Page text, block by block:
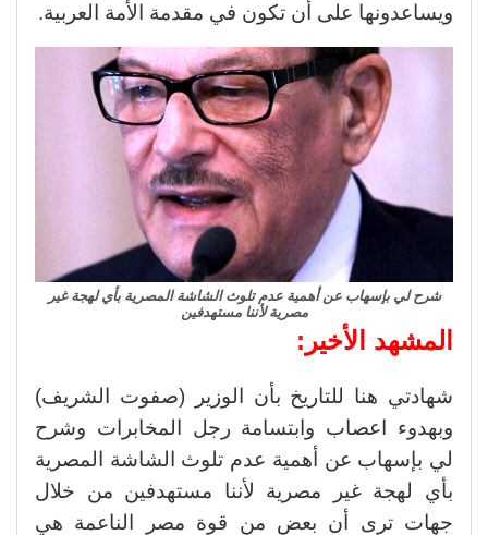
ويساعدونها على أن تكون في مقدمة الأمة العربية.
شرح لي بإسهاب عن أهمية عدم تلوث الشاشة المصرية بأي لهجة غير
مصرية لأننا مستهدفين
المشهد الأخير:
شهادتي هنا للتاريخ بأن الوزير (صفوت الشريف)
وبهدوء اعصاب وابتسامة رجل المخابرات وشرح
لي بإسهاب عن أهمية عدم تلوث الشاشة المصرية
بأي لهجة غير مصرية لأننا مستهدفين من خلال
جهات ترى أن بعض من قوة مصر الناعمة هي